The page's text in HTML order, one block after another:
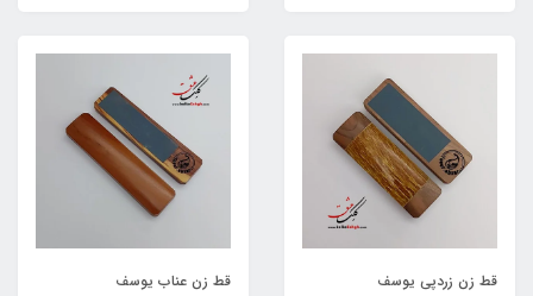
قط زن زردپی یوسف قط زن عناب یوسف